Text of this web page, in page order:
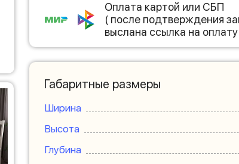
Оплата картой или СБП
( после подтверждения
выслана ссылка на оплату
Габаритные размеры
Ширина
Высота
Глубина